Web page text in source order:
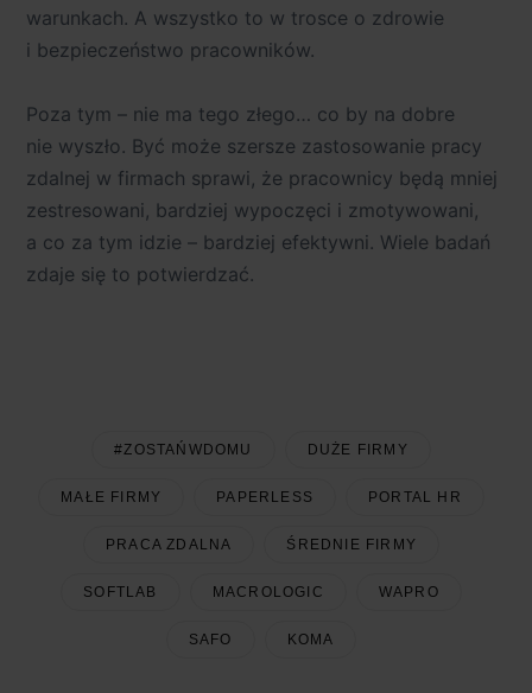
warunkach. A wszystko to w trosce o zdrowie
i bezpieczeństwo pracowników.
Poza tym – nie ma tego złego… co by na dobre
nie wyszło. Być może szersze zastosowanie pracy
zdalnej w firmach sprawi, że pracownicy będą mniej
zestresowani, bardziej wypoczęci i zmotywowani,
a co za tym idzie – bardziej efektywni. Wiele badań
zdaje się to potwierdzać.
#ZOSTAŃWDOMU DUŻE FIRMY
MAŁE FIRMY PAPERLESS PORTAL HR
PRACA ZDALNA ŚREDNIE FIRMY
SOFTLAB MACROLOGIC WAPRO
SAFO KOMA